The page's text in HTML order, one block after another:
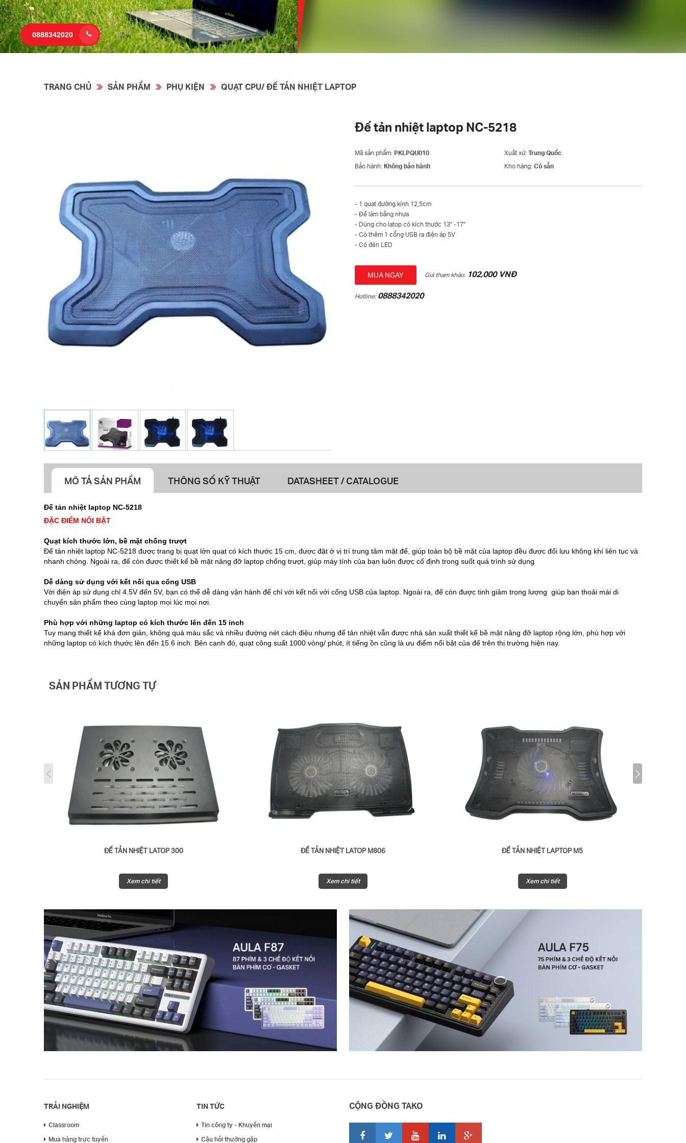
TRANG CHỦ SẢN PHẨM PHỤ KIỆN QUẠT CPU/ ĐẾ TẢN NHIỆT LAPTOP
Đế tản nhiệt laptop NC-5218
Mã sản phẩm:PKLPQU010 Xuất xứ: Trung Quốc
Bảo hành:Không bảo hành Kho hàng: Có sẵn
- 1 quạt đường kính 12,5cm
- Đế làm bằng nhựa
- Dùng cho latop có kích thước 13" -17"
- Có thêm 1 cổng USB ra điện áp 5V
- Có đèn LED
MUA NGAY Giá tham khảo: 102,000 VNĐ
Hotline: 0888342020
MÔ TẢ SẢN PHẨM THÔNG SỐ KỸ THUẬT DATASHEET / CATALOGUE
Đế tản nhiệt laptop NC-5218
ĐẶC ĐIỂM NỔI BẬT
Quạt kích thước lớn, bề mặt chống trượt
Đế tản nhiệt laptop NC-5218 được trang bị quạt lớn quạt có kích thước 15 cm, được đặt ở vị trí trung tâm mặt đế, giúp toàn bộ bề mặt của laptop đều được đối lưu không khí liên tục và
nhanh chóng. Ngoài ra, đế còn được thiết kế bề mặt nâng đỡ laptop chống trượt, giúp máy tính của bạn luôn được cố định trong suốt quá trình sử dụng
Dễ dàng sử dụng với kết nối qua cổng USB
Với điện áp sử dụng chỉ 4.5V đến 5V, bạn có thể dễ dàng vận hành đế chỉ với kết nối với cổng USB của laptop. Ngoài ra, đế còn được tinh giảm trọng lượng giúp bạn thoải mái di
chuyển sản phẩm theo cùng laptop mọi lúc mọi nơi.
Phù hợp với những laptop có kích thước lên đến 15 inch
Tuy mang thiết kế khá đơn giản, không quá màu sắc và nhiều đường nét cách điệu nhưng đế tản nhiệt vẫn được nhà sản xuất thiết kế bề mặt nâng đỡ laptop rộng lớn, phù hợp với
những laptop có kích thước lên đến 15.6 inch. Bên cạnh đó, quạt công suất 1000 vòng/ phút, ít tiếng ồn cũng là ưu điểm nổi bật của đế trên thị trường hiện nay.
SẢN PHẨM TƯƠNG TỰ
ĐẾ TẢN NHIỆT LATOP 300
Xem chi tiết
ĐẾ TẢN NHIỆT LATOP M806
Xem chi tiết
ĐẾ TẢN NHIỆT LAPTOP M5
Xem chi tiết
0888342020
TRẢI NGHIỆM
Classroom
Mua hàng trực tuyến
TIN TỨC
Tin công ty - Khuyến mại
Câu hỏi thường gặp
CỘNG ĐỒNG TAKO